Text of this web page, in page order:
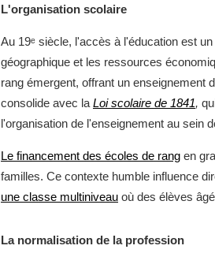
L'organisation scolaire
Au 19ᵉ siècle, l'accès à l'éducation est
géographique et les ressources
rang émergent, offrant un enseignement
consolide avec la Loi scolaire de 1841,
l'organisation de l'enseignement au sein
Le financement des écoles de rang en
familles. Ce contexte humble influence
une classe multiniveau où des élèves
La normalisation de la profession